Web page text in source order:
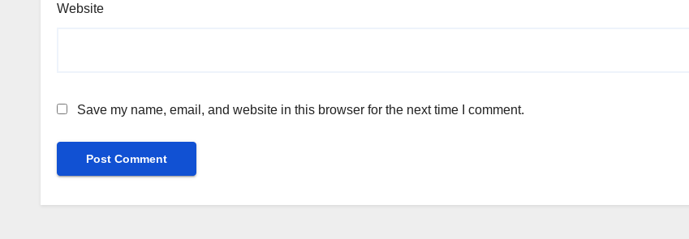
Website
Save my name, email, and website in this browser for the next time I comment.